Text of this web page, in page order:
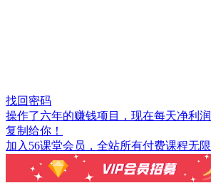
找回密码
操作了六年的赚钱项目，现在每天净利
复制给你！
加入56课堂会员，全站所有付费课程无限